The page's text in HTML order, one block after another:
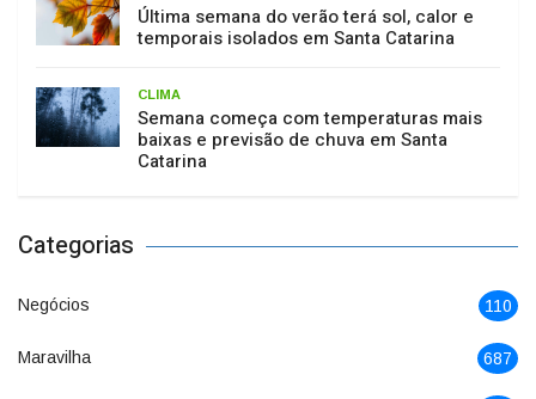
Última semana do verão terá sol, calor e
temporais isolados em Santa Catarina
CLIMA
Semana começa com temperaturas mais
baixas e previsão de chuva em Santa
Catarina
Categorias
Negócios 110
Maravilha 687